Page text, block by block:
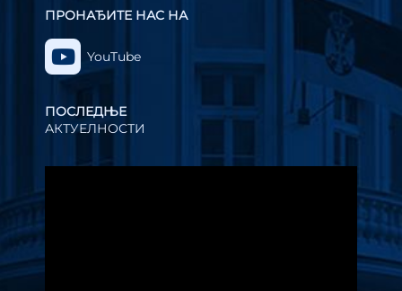
ПРОНАЂИТЕ НАС НА
YouTube
ПОСЛЕДЊЕ
АКТУЕЛНОСТИ
видео